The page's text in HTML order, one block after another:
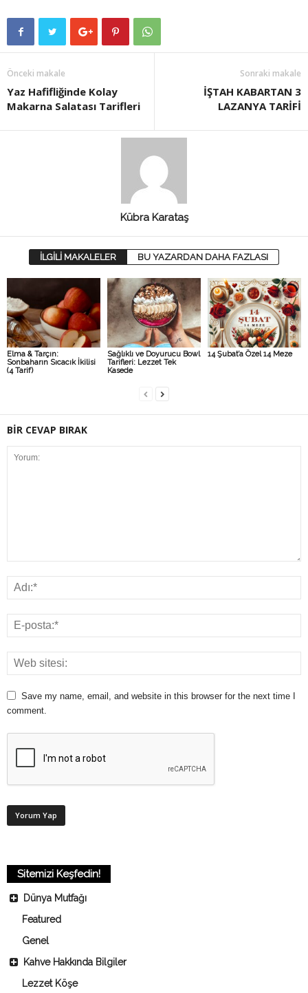
Önceki makale
Yaz Hafifliğinde Kolay
Makarna Salatası Tarifleri
Sonraki makale
İŞTAH KABARTAN 3
LAZANYA TARİFİ
Kübra Karataş
İLGİLİ MAKALELER BU YAZARDAN DAHA FAZLASI
Elma & Tarçın:
Sonbaharın Sıcacık İkilisi
(4 Tarif)
Sağlıklı ve Doyurucu Bowl
Tarifleri: Lezzet Tek
Kasede
14 Şubat’a Özel 14 Meze
BİR CEVAP BIRAK
Save my name, email, and website in this browser for the next time I
comment.
Sitemizi Keşfedin!
Dünya Mutfağı
Featured
Genel
Kahve Hakkında Bilgiler
Lezzet Köşe